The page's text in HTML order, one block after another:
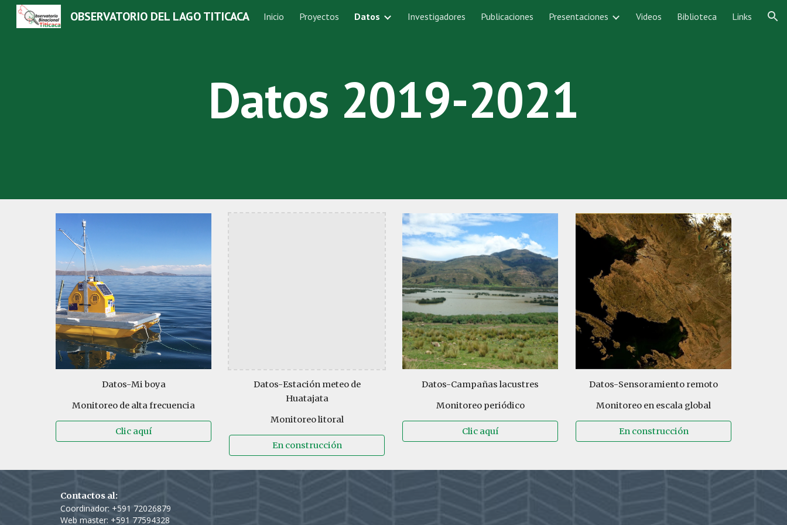
Skip to main content Skip to navigation
OBSERVATORIO DEL LAGO TITICACA Inicio Proyectos Datos Investigadores Publicaciones Presentaciones Videos Biblioteca Links
Datos 2019-2021
Datos-Mi boya
Monitoreo de alta frecuencia
Clic aquí
Datos-Estación meteo de
Huatajata
Monitoreo litoral
En construcción
Datos-Campañas lacustres
Monitoreo periódico
Clic aquí
Datos-Sensoramiento remoto
Monitoreo en escala global
En construcción
Contactos al:
Coordinador: +591 72026879
Web master: +591 77594328